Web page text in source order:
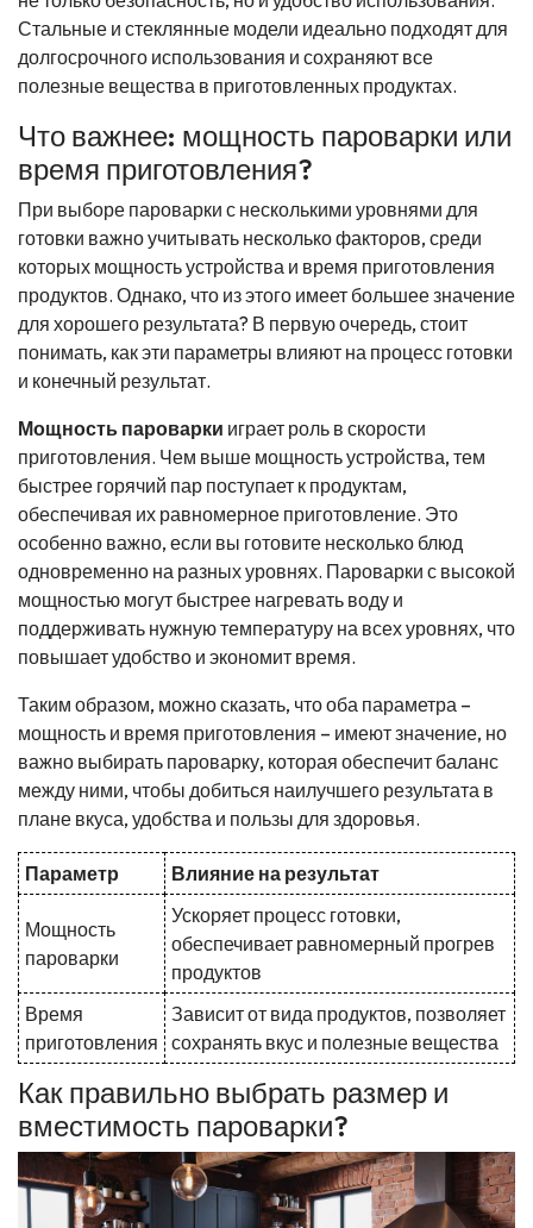
Стальные и стеклянные модели идеально подходят для
долгосрочного использования и сохраняют все
полезные вещества в приготовленных продуктах.
Что важнее: мощность пароварки или
время приготовления?
При выборе пароварки с несколькими уровнями для
готовки важно учитывать несколько факторов, среди
которых мощность устройства и время приготовления
продуктов. Однако, что из этого имеет большее значение
для хорошего результата? В первую очередь, стоит
понимать, как эти параметры влияют на процесс готовки
и конечный результат.
Мощность пароварки играет роль в скорости
приготовления. Чем выше мощность устройства, тем
быстрее горячий пар поступает к продуктам,
обеспечивая их равномерное приготовление. Это
особенно важно, если вы готовите несколько блюд
одновременно на разных уровнях. Пароварки с высокой
мощностью могут быстрее нагревать воду и
поддерживать нужную температуру на всех уровнях, что
повышает удобство и экономит время.
Таким образом, можно сказать, что оба параметра –
мощность и время приготовления – имеют значение, но
важно выбирать пароварку, которая обеспечит баланс
между ними, чтобы добиться наилучшего результата в
плане вкуса, удобства и пользы для здоровья.
Параметр Влияние на результат
Мощность
пароварки
Ускоряет процесс готовки,
обеспечивает равномерный прогрев
продуктов
Время
приготовления
Зависит от вида продуктов, позволяет
сохранять вкус и полезные вещества
Как правильно выбрать размер и
вместимость пароварки?